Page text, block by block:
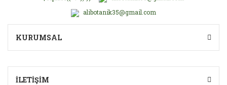
alibotanik35@gmail.com
KURUMSAL
İLETİŞİM